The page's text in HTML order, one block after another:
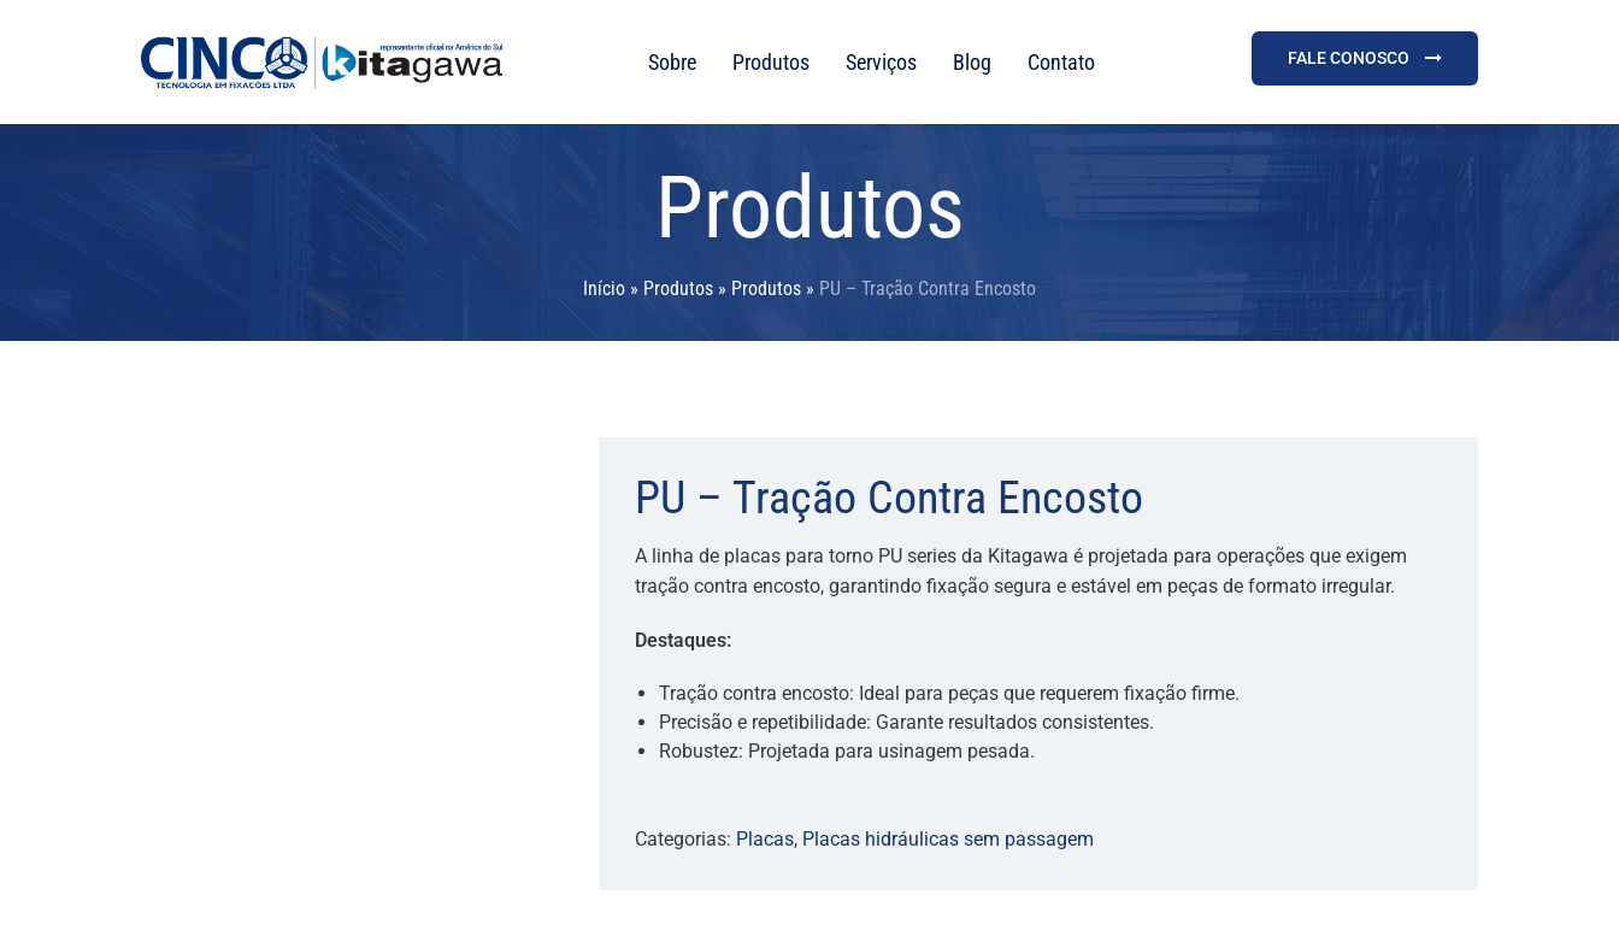
FALE CONOSCO
Sobre Produtos Serviços Blog Contato
Produtos
Início » Produtos » Produtos » PU – Tração Contra Encosto
PU – Tração Contra Encosto
A linha de placas para torno PU series da Kitagawa é projetada para operações que exigem
tração contra encosto, garantindo fixação segura e estável em peças de formato irregular.
Destaques:
Tração contra encosto: Ideal para peças que requerem fixação firme.
Precisão e repetibilidade: Garante resultados consistentes.
Robustez: Projetada para usinagem pesada.
Categorias: Placas, Placas hidráulicas sem passagem